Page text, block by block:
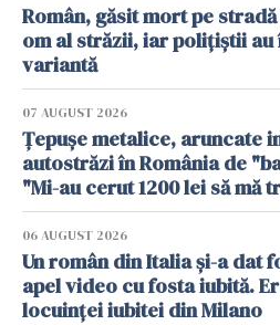
Român, găsit mort pe
om al străzii, iar polițiștii au
variantă
07 AUGUST 2026
Țepușe metalice, aruncate
autostrăzi în România de
"Mi-au cerut 1200 lei să mă
06 AUGUST 2026
Un român din Italia și-a dat
apel video cu fosta iubită.
locuinței iubitei din Milano